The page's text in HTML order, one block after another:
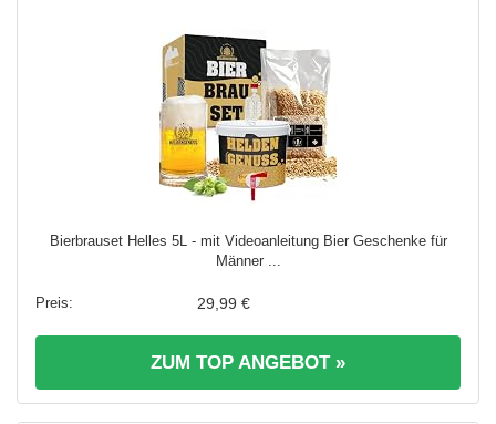
Bierbrauset Helles 5L - mit Videoanleitung Bier Geschenke für
Männer ...
29,99 €
ZUM TOP ANGEBOT »